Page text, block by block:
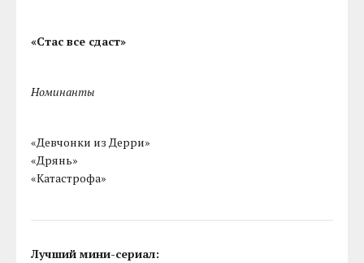
«Стас все сдаст»
Номинанты
«Девчонки из Дерри»
«Дрянь»
«Катастрофа»
Лучший мини-сериал: